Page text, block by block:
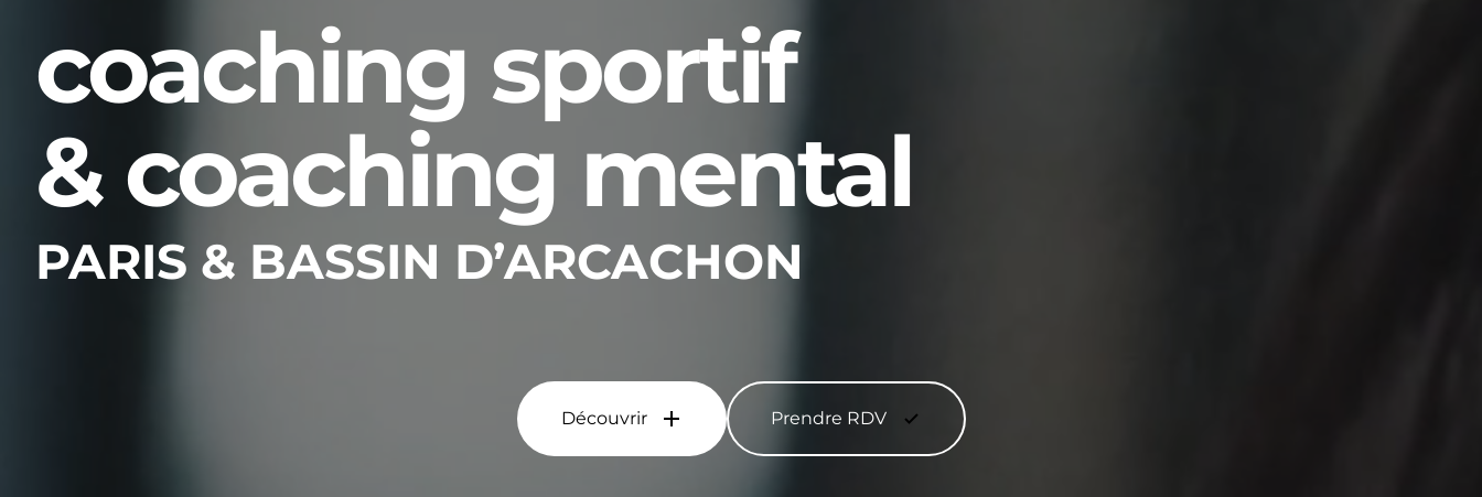
coaching sportif
& coaching mental
PARIS & BASSIN D’ARCACHON
Découvrir Prendre RDV